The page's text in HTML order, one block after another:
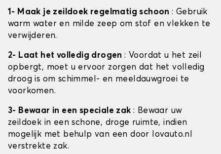
1- Maak je zeildoek regelmatig schoon: Gebruik
warm water en milde zeep om stof en vlekken te
verwijderen.
2- Laat het volledig drogen: Voordat u het zeil
opbergt, moet u ervoor zorgen dat het volledig
droog is om schimmel- en meeldauwgroei te
voorkomen.
3- Bewaar in een speciale zak : Bewaar uw
zeildoek in een schone, droge ruimte, indien
mogelijk met behulp van een door lovauto.nl
verstrekte zak.